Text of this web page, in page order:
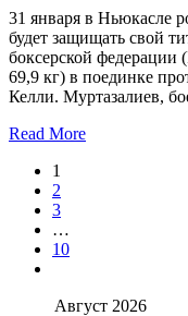
31 января в Ньюкасле
будет защищать свой
боксерской федерации
69,9 кг) в поединке
Келли. Муртазалиев,
Read More
1
2
3
…
10
Август 2026